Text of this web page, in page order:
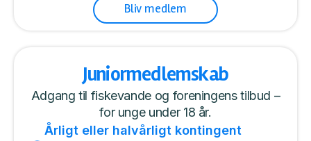
Bliv medlem
Juniormedlemskab
Adgang til fiskevande og foreningens tilbud –
for unge under 18 år.
Årligt eller halvårligt kontingent